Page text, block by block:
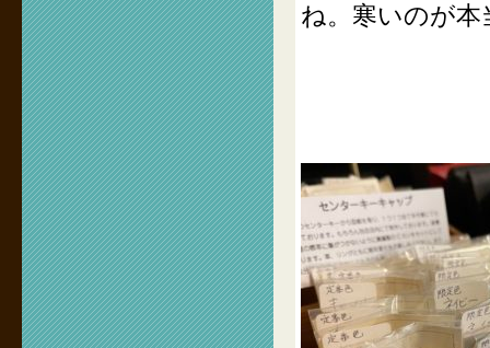
ね。寒いのが